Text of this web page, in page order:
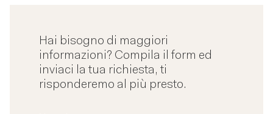
Hai bisogno di maggiori
informazioni? Compila il form ed
inviaci la tua richiesta, ti
risponderemo al più presto.